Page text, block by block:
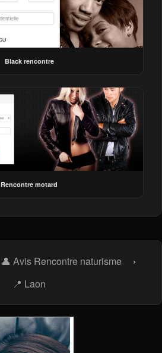
Black rencontre
Rencontre motard
👤 Avis Rencontre naturisme
›
📍 Laon